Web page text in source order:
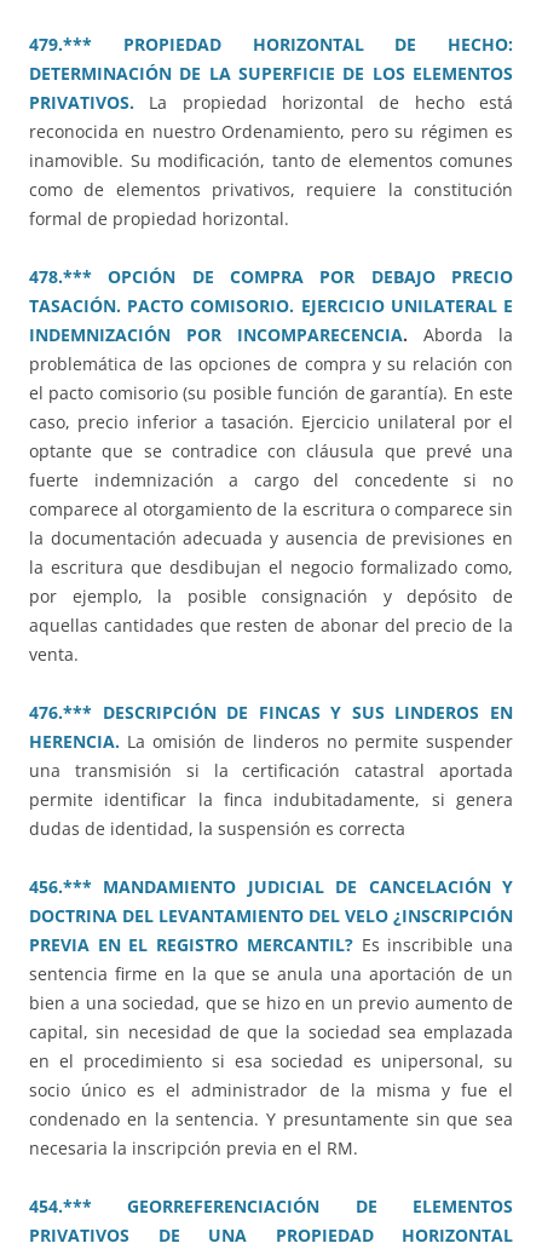
479.*** PROPIEDAD HORIZONTAL DE HECHO:
DETERMINACIÓN DE LA SUPERFICIE DE LOS ELEMENTOS
PRIVATIVOS. La propiedad horizontal de hecho está
reconocida en nuestro Ordenamiento, pero su régimen es
inamovible. Su modificación, tanto de elementos comunes
como de elementos privativos, requiere la constitución
formal de propiedad horizontal.
478.*** OPCIÓN DE COMPRA POR DEBAJO PRECIO
TASACIÓN. PACTO COMISORIO. EJERCICIO UNILATERAL E
INDEMNIZACIÓN POR INCOMPARECENCIA. Aborda la
problemática de las opciones de compra y su relación con
el pacto comisorio (su posible función de garantía). En este
caso, precio inferior a tasación. Ejercicio unilateral por el
optante que se contradice con cláusula que prevé una
fuerte indemnización a cargo del concedente si no
comparece al otorgamiento de la escritura o comparece sin
la documentación adecuada y ausencia de previsiones en
la escritura que desdibujan el negocio formalizado como,
por ejemplo, la posible consignación y depósito de
aquellas cantidades que resten de abonar del precio de la
venta.
476.*** DESCRIPCIÓN DE FINCAS Y SUS LINDEROS EN
HERENCIA. La omisión de linderos no permite suspender
una transmisión si la certificación catastral aportada
permite identificar la finca indubitadamente, si genera
dudas de identidad, la suspensión es correcta
456.*** MANDAMIENTO JUDICIAL DE CANCELACIÓN Y
DOCTRINA DEL LEVANTAMIENTO DEL VELO ¿INSCRIPCIÓN
PREVIA EN EL REGISTRO MERCANTIL?Es inscribible una
sentencia firme en la que se anula una aportación de un
bien a una sociedad, que se hizo en un previo aumento de
capital, sin necesidad de que la sociedad sea emplazada
en el procedimiento si esa sociedad es unipersonal, su
socio único es el administrador de la misma y fue el
condenado en la sentencia. Y presuntamente sin que sea
necesaria la inscripción previa en el RM.
454.*** GEORREFERENCIACIÓN DE ELEMENTOS
PRIVATIVOS DE UNA PROPIEDAD HORIZONTAL